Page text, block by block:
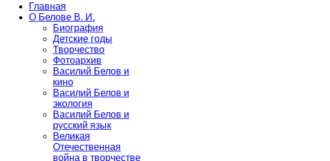
Главная
О Белове В. И.
Биография
Детские годы
Творчество
Фотоархив
Василий Белов и
кино
Василий Белов и
экология
Василий Белов и
русский язык
Великая
Отечественная
война в творчестве